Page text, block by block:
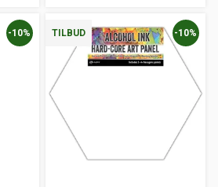
-10% TILBUD -10%